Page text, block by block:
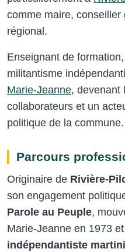
comme maire,
régional.
Enseignant de
militantisme
Marie-Jeanne, devenant
collaborateurs et un
politique de la commune.
Parcours
Originaire de Rivière-
son engagement
Parole au Peuple,
Marie-Jeanne en 1973
indépendantiste